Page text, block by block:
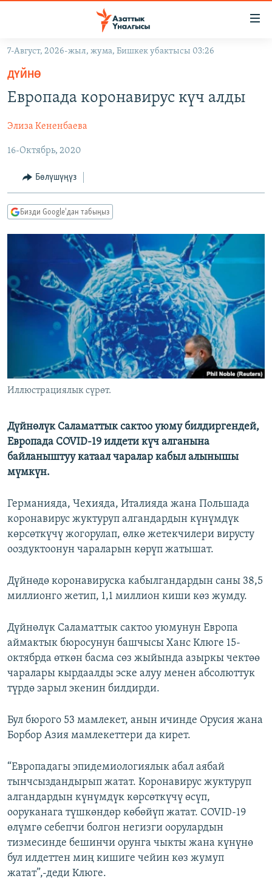
Навигацияга
өтүңүз
Издөөгө
салыңыз
ЖАҢЫЛЫКТАР
КЫРГЫЗСТАН
САЯСАТ
ЭКОНОМИКА
МАДАНИЯТ
ДҮЙНӨ
ДҮЙНӨ
БОРБОР АЗИЯ
УКРАИНА
АТАЙЫН ИЛИКТӨӨ
ТВ ПРОГРАММАЛАР
БҮГҮН АЗАТТЫКТА
ЭКСПЕРТТЕР ТАЛДАЙТ
БИЗ ЖАНА ДҮЙНӨ
ЭЖЕ-СИҢДИЛЕР
АЗАТТЫК+
ЫҢГАЙСЫЗ СУРООЛОР
ПОДКАСТ
ӨЗГӨЧӨ ПИКИР
ОНЛАЙН ШЕРИНЕ
ЭЕ/АРнун бардык сайттары
7-Август, 2026-жыл, жума, Бишкек убактысы 03:26
ДҮЙНӨ
Европада коронавирус күч алды
Элиза Кененбаева
16-Октябрь, 2020
Бөлүшүңүз
Бизди Google'дан табыңыз
Иллюстрациялык сүрөт.
Дүйнөлүк Саламаттык сактоо уюму билдиргендей,
Европада COVID-19 илдети күч алганына
байланыштуу катаал чаралар кабыл алынышы
мүмкүн.
Германияда, Чехияда, Италияда жана Польшада
коронавирус жуктуруп алгандардын күнүмдүк
көрсөткүчү жогорулап, өлкө жетекчилери вирусту
ооздуктоонун чараларын көрүп жатышат.
Дүйнөдө коронавируска кабылгандардын саны 38,5
миллионго жетип, 1,1 миллион киши көз жумду.
Дүйнөлүк Саламаттык сактоо уюмунун Европа
аймактык бюросунун башчысы Ханс Клюге 15-
октябрда өткөн басма сөз жыйында азыркы чектөө
чаралары кырдаалды эске алуу менен абсолюттук
түрдө зарыл экенин билдирди.
Бул бюрого 53 мамлекет, анын ичинде Орусия жана
Борбор Азия мамлекеттери да кирет.
“Европадагы эпидемиологиялык абал аябай
тынчсыздандырып жатат. Коронавирус жуктуруп
алгандардын күнүмдүк көрсөткүчү өсүп,
ооруканага түшкөндөр көбөйүп жатат. COVID-19
өлүмгө себепчи болгон негизги оорулардын
тизмесинде бешинчи орунга чыкты жана күнүнө
бул илдеттен миң кишиге чейин көз жумуп
жатат”,-деди Клюге.